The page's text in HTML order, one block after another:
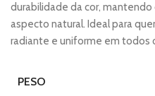
durabilidade da cor,
aspecto natural. Ideal para
radiante e uniforme em todos
PESO